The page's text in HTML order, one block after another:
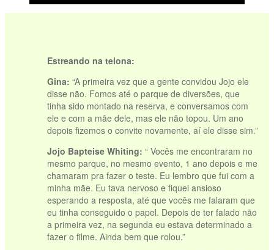
Estreando na telona:
Gina: “A primeira vez que a gente convidou Jojo ele
disse não. Fomos até o parque de diversões, que
tinha sido montado na reserva, e conversamos com
ele e com a mãe dele, mas ele não topou. Um ano
depois fizemos o convite novamente, aí ele disse sim.”
Jojo Bapteise Whiting: “ Vocês me encontraram no
mesmo parque, no mesmo evento, 1 ano depois e me
chamaram pra fazer o teste. Eu lembro que fui com a
minha mãe. Eu tava nervoso e fiquei ansioso
esperando a resposta, até que vocês me falaram que
eu tinha conseguido o papel. Depois de ter falado não
a primeira vez, na segunda eu estava determinado a
fazer o filme. Ainda bem que rolou.”